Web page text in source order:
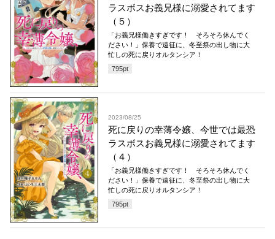
ラスボスお義兄様に溺愛されてます
（５）
「お義兄様働きすぎです！ そろそろ休んでく
ださい！」保養で遠征に、冬至祭の出し物に大
忙しの死に戻りオルタンシア！
795pt
2023/08/25
死に戻りの幸薄令嬢、今世では最恐
ラスボスお義兄様に溺愛されてます
（４）
「お義兄様働きすぎです！ そろそろ休んでく
ださい！」保養で遠征に、冬至祭の出し物に大
忙しの死に戻りオルタンシア！
795pt